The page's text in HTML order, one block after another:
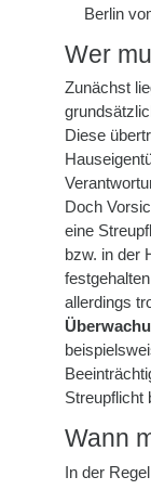
Berlin
Wer
Zunächst
Diese
Doch
eine
bzw. in der
allerdings
Streupflicht
Wann
In der